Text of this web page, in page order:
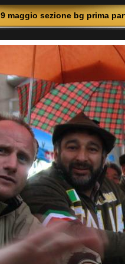
9 maggio sezione bg prima